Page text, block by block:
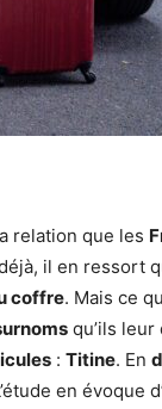
relation que les
il en ressort
coffre. Mais ce
qu’ils
: Titine. En
en évoque